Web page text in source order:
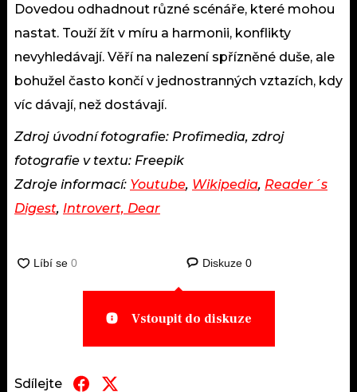
Dovedou odhadnout různé scénáře, které mohou
nastat. Touží žít v míru a harmonii, konflikty
nevyhledávají. Věří na nalezení spřízněné duše, ale
bohužel často končí v jednostranných vztazích, kdy
víc dávají, než dostávají.
Zdroj úvodní fotografie: Profimedia, zdroj
fotografie v textu: Freepik
Zdroje informací: Youtube, Wikipedia, Reader´s
Digest, Introvert, Dear
Diskuze 0
Vstoupit do diskuze
Sdílejte